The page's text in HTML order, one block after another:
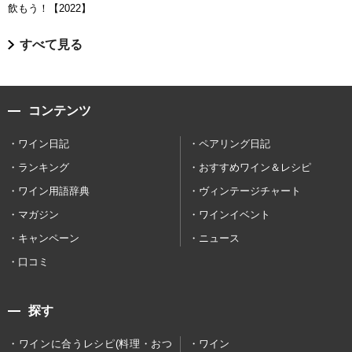
飲もう！【2022】
すべて見る
コンテンツ
ワイン日記
ペアリング日記
ランキング
おすすめワイン＆レシピ
ワイン用語辞典
ヴィンテージチャート
マガジン
ワインイベント
キャンペーン
ニュース
口コミ
探す
ワインに合うレシピ(料理・おつ
ワイン